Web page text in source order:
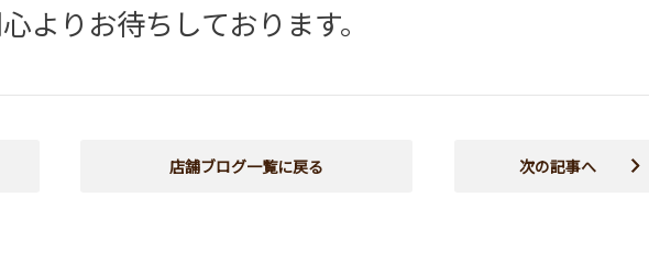
よりお待ちしております。
店舗ブログ一覧に戻る 次の記事へ